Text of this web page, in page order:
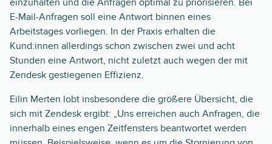
einzuhalten und die Anfragen optimal zu priorisieren. Bei
E-Mail-Anfragen soll eine Antwort binnen eines
Arbeitstages vorliegen. In der Praxis erhalten die
Kund:innen allerdings schon zwischen zwei und acht
Stunden eine Antwort, nicht zuletzt auch wegen der mit
Zendesk gestiegenen Effizienz.
Eilin Merten lobt insbesondere die größere Übersicht, die
sich mit Zendesk ergibt: „Uns erreichen auch Anfragen, die
innerhalb eines engen Zeitfensters beantwortet werden